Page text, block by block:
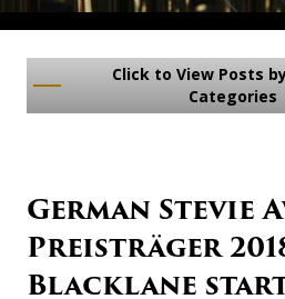
Click to View Posts
Categories
German Stevie
Preisträger
Blacklane